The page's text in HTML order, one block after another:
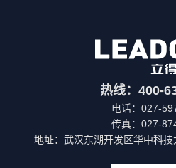
热线：400-
电话：027-
传真：027-
地址：武汉东湖开发区华中科